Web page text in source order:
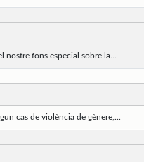
nostre fons especial sobre la...
cas de violència de gènere,...